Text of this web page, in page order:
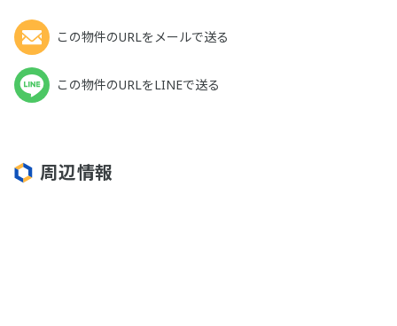
この物件のURLをメールで送る
この物件のURLをLINEで送る
周辺情報